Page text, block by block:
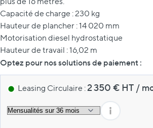
Capacité de charge : 230 kg
Hauteur de plancher : 14 020 mm
Motorisation diesel hydrostatique
Hauteur de travail : 16,02 m
Optez pour nos solutions de paiement :
Leasing Circulaire : 2 350 € HT /